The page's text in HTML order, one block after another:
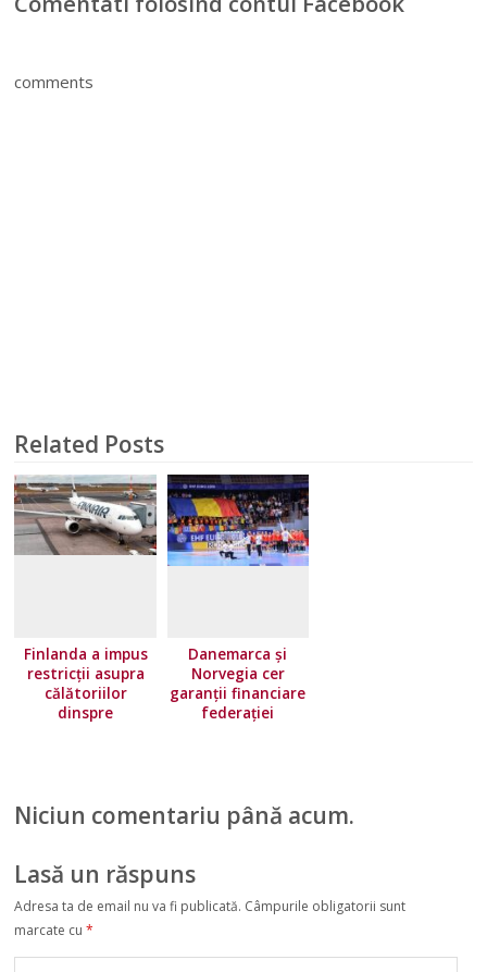
comments
Related Posts
Finlanda a impus
restricţii asupra
călătoriilor
dinspre
condițiile de
călătorie
Danemarca și
Norvegia cer
garanții financiare
federației
Niciun comentariu până acum.
Lasă un răspuns
Adresa ta de email nu va fi publicată. Câmpurile obligatorii sunt
marcate cu*